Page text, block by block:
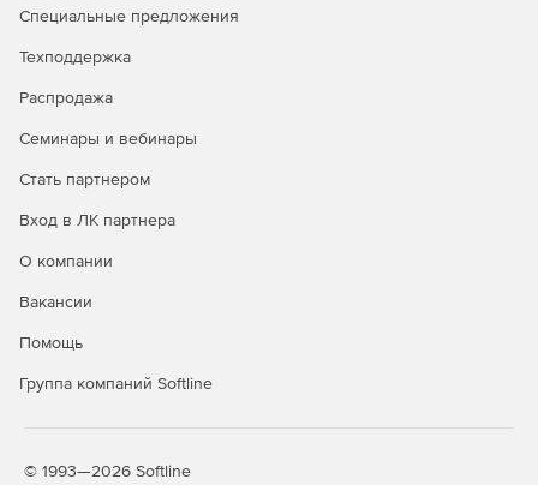
Специальные предложения
Техподдержка
Распродажа
Семинары и вебинары
Стать партнером
Вход в ЛК партнера
О компании
Вакансии
Помощь
Группа компаний Softline
© 1993—2026 Softline